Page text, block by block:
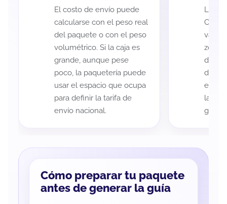
El costo de envío puede
calcularse con el peso real
del paquete o con el peso
volumétrico. Si la caja es
grande, aunque pese
poco, la paquetería puede
usar el espacio que ocupa
para definir la tarifa de
envío nacional.
La
variar
zona
de
de
eso
la
guía
Cómo preparar tu paquete
antes de generar la guía